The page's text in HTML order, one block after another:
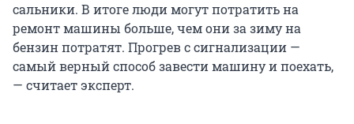
сальники. В итоге люди могут потратить на
ремонт машины больше, чем они за зиму на
бензин потратят. Прогрев с сигнализации —
самый верный способ завести машину и поехать,
— считает эксперт.